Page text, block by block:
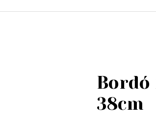
Bordó
38cm